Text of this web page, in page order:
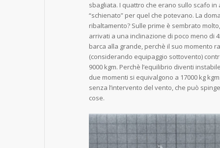
sbagliata. I quattro che erano sullo scafo
“schienato” per quel che potevano. La
ribaltamento? Sulle prime è sembrato
arrivati a una inclinazione di poco meno di
barca alla grande, perchè il suo momento
(considerando equipaggio sottovento)
9000 kgm. Perchè l’equilibrio diventi
due momenti si equivalgono a 17000 kg
senza l’intervento del vento, che può
cose.